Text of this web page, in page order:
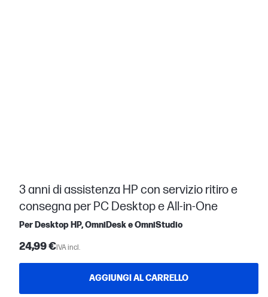
3 anni di assistenza HP con servizio ritiro e
consegna per PC Desktop e All-in-One
Per Desktop HP, OmniDesk e OmniStudio
24,99 €IVA incl.
AGGIUNGI AL CARRELLO